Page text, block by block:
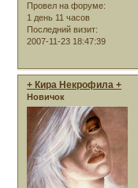
Провел на форуме:
1 день 11 часов
Последний визит:
2007-11-23 18:47:39
+ Кира Некрофила +
Новичок